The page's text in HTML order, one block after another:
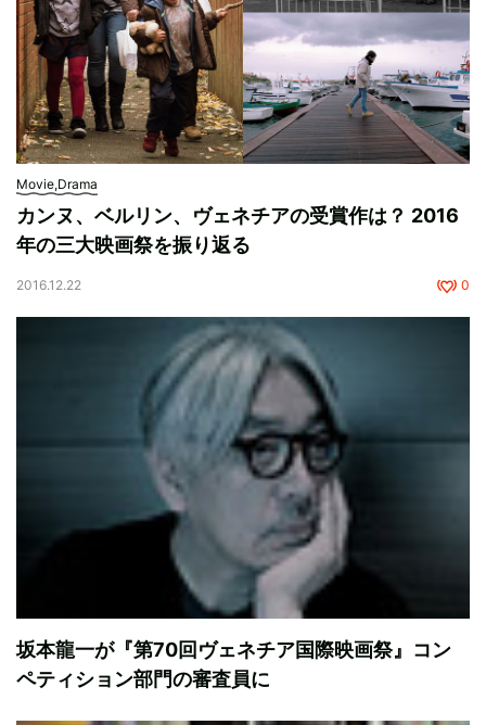
Movie,Drama
カンヌ、ベルリン、ヴェネチアの受賞作は？ 2016
年の三大映画祭を振り返る
2016.12.22 0
坂本龍一が『第70回ヴェネチア国際映画祭』コン
ペティション部門の審査員に